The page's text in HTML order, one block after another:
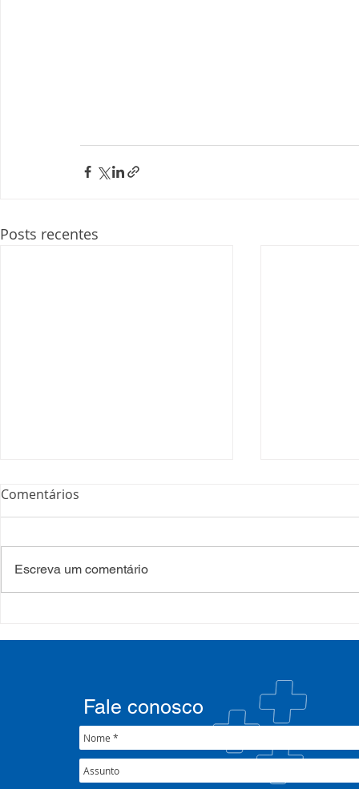
Posts recentes
SETEC, realiza Assembleia e
COSEMS/
junto ao
Nacional
Comentários
Escreva um comentário
Fale conosco